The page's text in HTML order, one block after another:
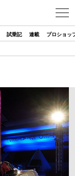
試乗記 連載 プロショッ